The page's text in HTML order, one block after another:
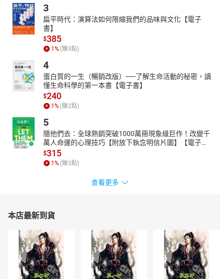
3
扁平時代：演算法如何限縮我們的品味與文化【電子
書】
$385
1 % (賺3點)
4
蛋白質的一生（暢銷改版）──了解生命活動的秘密，讀
懂生命科學的第一本書【電子書】
$240
1 % (賺2點)
5
隨他們去：全球熱銷突破1000萬冊現象級巨作！改變千
萬人命運的心理技巧【附放下執念明信片圖】【電子
書】
$315
1 % (賺3點)
查看更多
本店最新到貨